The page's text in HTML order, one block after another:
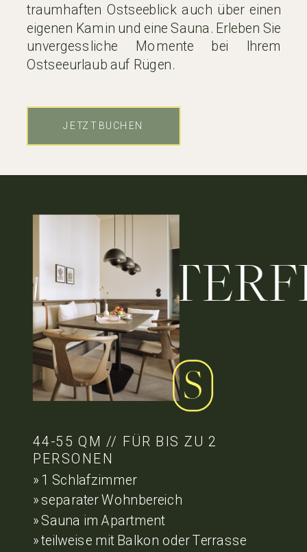
traumhaften Ostseeblick auch über einen
eigenen Kamin und eine Sauna. Erleben Sie
unvergessliche Momente bei Ihrem
Ostseeurlaub auf Rügen.
JETZT BUCHEN
44-55 QM // FÜR BIS ZU 2
PERSONEN
» 1 Schlafzimmer
» separater Wohnbereich
» Sauna im Apartment
» teilweise mit Balkon oder Terrasse